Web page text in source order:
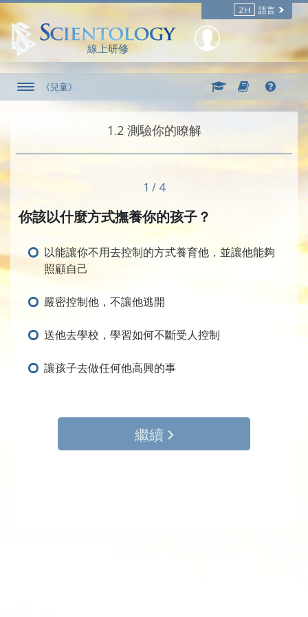
ZH 語言
線上研修
《兒童》
1.‎2 測驗你的瞭解
1 / 4
你該以什麼方式撫養你的孩子？
以能讓你不用去控制的方式養育他，並讓他能夠
照顧自己
嚴密控制他，不讓他逃開
送他去學校，學習如何不斷受人控制
讓孩子去做任何他高興的事
繼續